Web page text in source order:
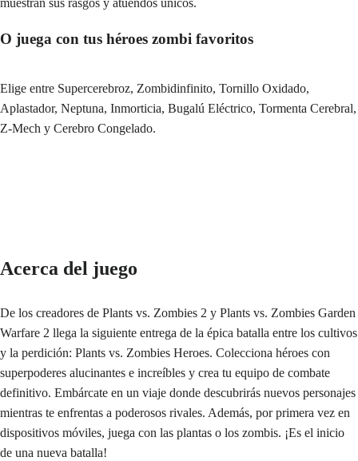
O juega con tus héroes zombi favoritos
Elige entre Supercerebroz, Zombidinfinito, Tornillo Oxidado,
Aplastador, Neptuna, Inmorticia, Bugalú Eléctrico, Tormenta Cerebral,
Z-Mech y Cerebro Congelado.
Acerca del juego
De los creadores de Plants vs. Zombies 2 y Plants vs. Zombies Garden
Warfare 2 llega la siguiente entrega de la épica batalla entre los cultivos
y la perdición: Plants vs. Zombies Heroes. Colecciona héroes con
superpoderes alucinantes e increíbles y crea tu equipo de combate
definitivo. Embárcate en un viaje donde descubrirás nuevos personajes
mientras te enfrentas a poderosos rivales. Además, por primera vez en
dispositivos móviles, juega con las plantas o los zombis. ¡Es el inicio
de una nueva batalla!